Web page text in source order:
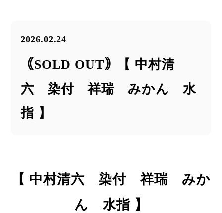
2026.02.24
｟SOLD OUT｠【 中村清
六 染付 祥瑞 みかん 水
指 】
【 中村清六 染付 祥瑞 みか
ん 水指 】